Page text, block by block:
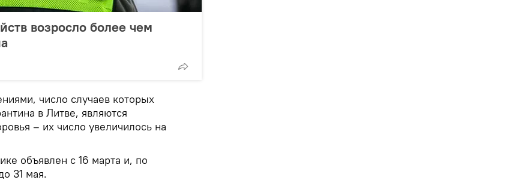
возросло более чем
число случаев которых
в Литве, являются
– их число увеличилось на
объявлен с 16 марта и, по
31 мая.